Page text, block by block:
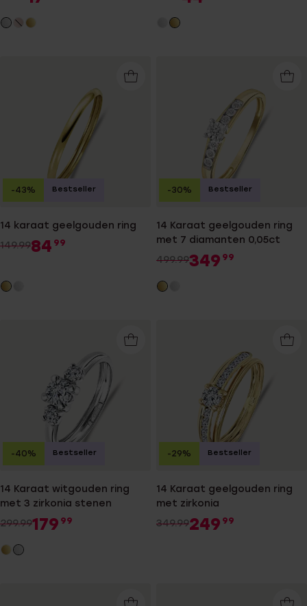
14 karaat geelgouden ring
149.9984 99
-43% Bestseller
14 Karaat geelgouden ring
met 7 diamanten 0,05ct
499.99349 99
-30% Bestseller
14 Karaat witgouden ring
met 3 zirkonia stenen
299.99179 99
-40% Bestseller
14 Karaat geelgouden ring
met zirkonia
349.99249 99
-29% Bestseller